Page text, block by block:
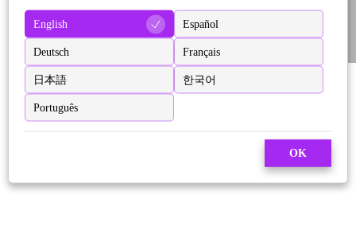
English Español
Deutsch Français
日本語 한국어
Português
OK